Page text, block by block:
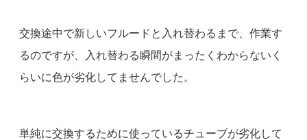
交換途中で新しいフルードと入れ替わるまで、作業す
るのですが、入れ替わる瞬間がまったくわからないく
らいに色が劣化してませんでした。
単純に交換するために使っているチューブが劣化して